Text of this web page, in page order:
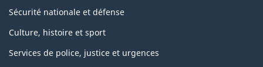
Sécurité nationale et défense
Culture, histoire et sport
Services de police, justice et urgences